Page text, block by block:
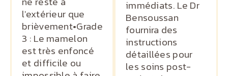
l'extérieur que
brièvement•Grade
3 : Le mamelon
est très enfoncé
et difficile ou
immédiats. Le Dr
Bensoussan
fournira des
instructions
détaillées pour
les soins post-